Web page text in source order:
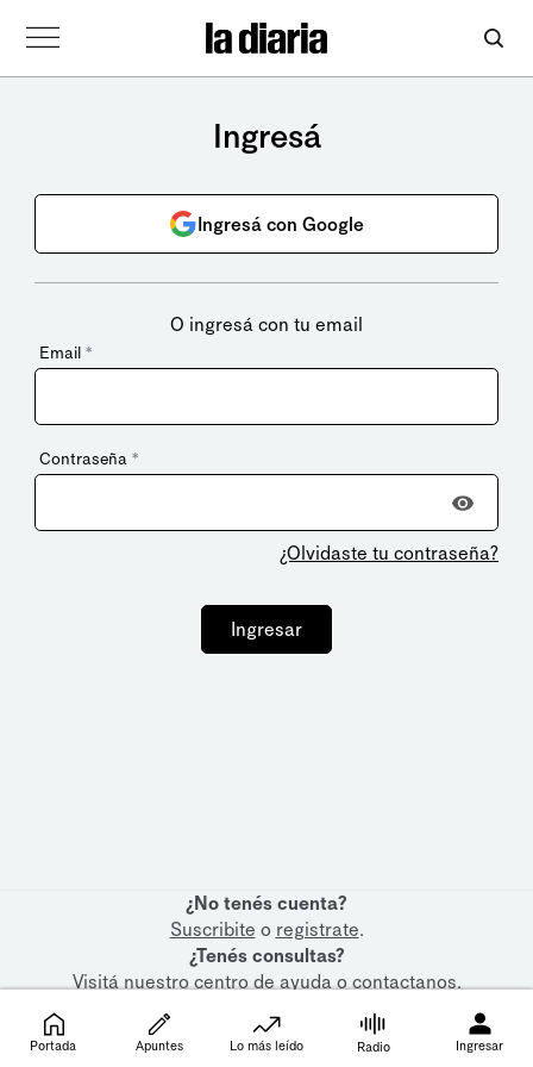
Ingresá
Ingresá con Google
O ingresá con tu email
Email *
Contraseña *
¿Olvidaste tu contraseña?
Ingresar
¿No tenés cuenta?
Suscribite o registrate.
¿Tenés consultas?
Visitá nuestrocentro de ayudaocontactanos.
Portada Apuntes Lo más leído Radio Ingresar